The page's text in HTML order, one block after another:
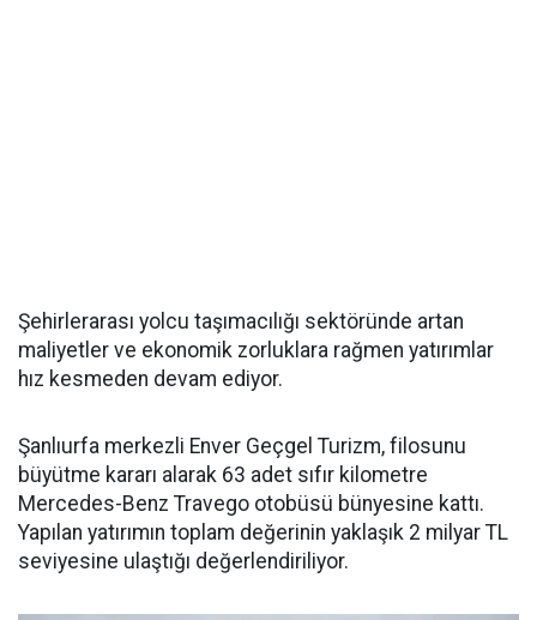
Şehirlerarası yolcu taşımacılığı sektöründe artan
maliyetler ve ekonomik zorluklara rağmen yatırımlar
hız kesmeden devam ediyor.
Şanlıurfa merkezli Enver Geçgel Turizm, filosunu
büyütme kararı alarak 63 adet sıfır kilometre
Mercedes-Benz Travego otobüsü bünyesine kattı.
Yapılan yatırımın toplam değerinin yaklaşık 2 milyar TL
seviyesine ulaştığı değerlendiriliyor.